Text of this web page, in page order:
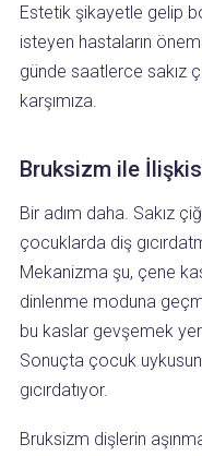
Estetik şikayetle gelip
isteyen hastaların
günde saatlerce sakız
karşımıza.
Bruksizm ile
Bir adım daha. Sakız
çocuklarda diş
Mekanizma şu, çene
dinlenme moduna
bu kaslar gevşemek
Sonuçta çocuk
gıcırdatıyor.
Bruksizm dişlerin